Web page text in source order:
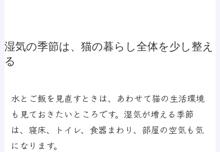
湿気の季節は、猫の暮らし全体を少し整え
る
水とご飯を見直すときは、あわせて猫の生活環境
も見ておきたいところです。湿気が増える季節
は、寝床、トイレ、食器まわり、部屋の空気も気
になります。